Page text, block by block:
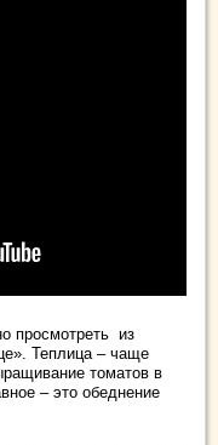
просмотреть из
Теплица – чаще
томатов в
– это обеднение